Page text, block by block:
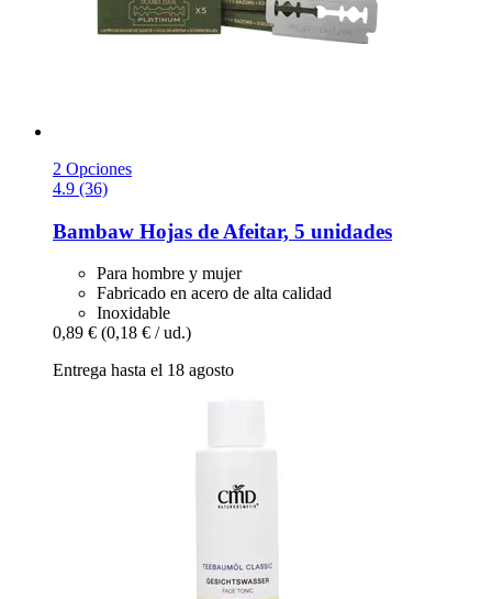
2 Opciones
4.9 (36)
Bambaw Hojas de Afeitar, 5 unidades
Para hombre y mujer
Fabricado en acero de alta calidad
Inoxidable
0,89 € (0,18 € / ud.)
Entrega hasta el 18 agosto